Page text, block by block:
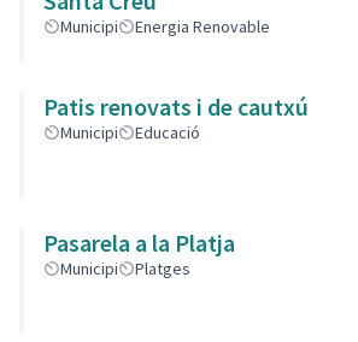
Municipi Energia Renovable
Patis renovats i de cautxú
Municipi Educació
Pasarela a la Platja
Municipi Platges